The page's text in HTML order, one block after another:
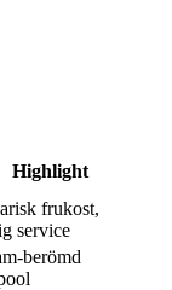
Highlight
frukost,
service
berömd